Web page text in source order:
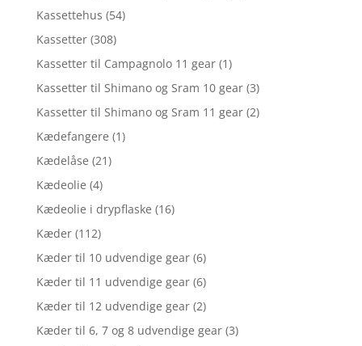
Kassettehus (54)
Kassetter (308)
Kassetter til Campagnolo 11 gear (1)
Kassetter til Shimano og Sram 10 gear (3)
Kassetter til Shimano og Sram 11 gear (2)
Kædefangere (1)
Kædelåse (21)
Kædeolie (4)
Kædeolie i drypflaske (16)
Kæder (112)
Kæder til 10 udvendige gear (6)
Kæder til 11 udvendige gear (6)
Kæder til 12 udvendige gear (2)
Kæder til 6, 7 og 8 udvendige gear (3)